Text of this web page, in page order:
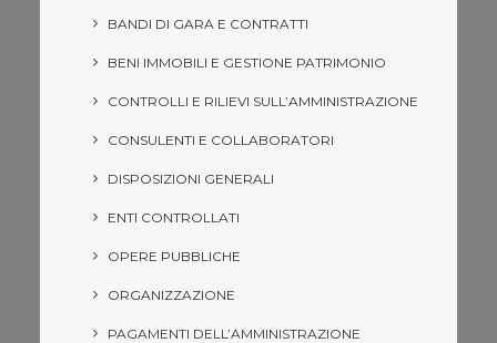
BANDI DI GARA E CONTRATTI
BENI IMMOBILI E GESTIONE PATRIMONIO
CONTROLLI E RILIEVI SULL’AMMINISTRAZIONE
CONSULENTI E COLLABORATORI
DISPOSIZIONI GENERALI
ENTI CONTROLLATI
OPERE PUBBLICHE
ORGANIZZAZIONE
PAGAMENTI DELL’AMMINISTRAZIONE